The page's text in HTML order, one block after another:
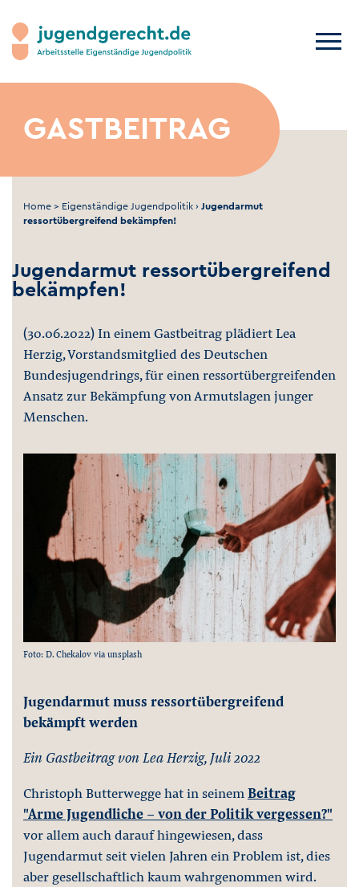
GASTBEITRAG
Home > Eigenständige Jugendpolitik › Jugendarmut
ressortübergreifend bekämpfen!
Jugendarmut ressortübergreifend
bekämpfen!
(30.06.2022) In einem Gastbeitrag plädiert Lea
Herzig, Vorstandsmitglied des Deutschen
Bundesjugendrings, für einen ressortübergreifenden
Ansatz zur Bekämpfung von Armutslagen junger
Menschen.
Foto: D. Chekalov via unsplash
Jugendarmut muss ressortübergreifend
bekämpft werden
Ein Gastbeitrag von Lea Herzig, Juli 2022
Christoph Butterwegge hat in seinemBeitrag
"Arme Jugendliche - von der Politik vergessen?"
vor allem auch darauf hingewiesen, dass
Jugendarmut seit vielen Jahren ein Problem ist, dies
aber gesellschaftlich kaum wahrgenommen wird.